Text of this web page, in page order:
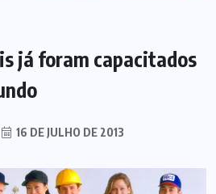
já foram capacitados
16 DE JULHO DE 2013